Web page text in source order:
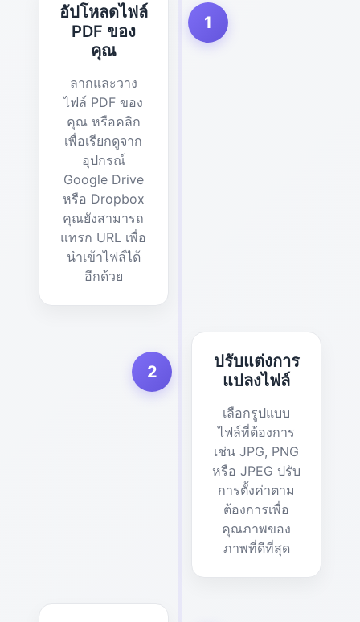
1
อัปโหลดไฟล์
PDF ของ
คุณ
ลากและวาง
ไฟล์ PDF ของ
คุณ หรือคลิก
เพื่อเรียกดูจาก
อุปกรณ์
Google Drive
หรือ Dropbox
คุณยังสามารถ
แทรก URL เพื่อ
นำเข้าไฟล์ได้
อีกด้วย
2
ปรับแต่งการ
แปลงไฟล์
เลือกรูปแบบ
ไฟล์ที่ต้องการ
เช่น JPG, PNG
หรือ JPEG ปรับ
การตั้งค่าตาม
ต้องการเพื่อ
คุณภาพของ
ภาพที่ดีที่สุด